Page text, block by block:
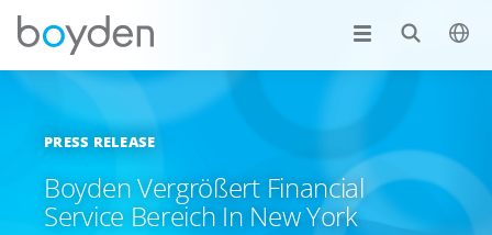
PRESS RELEASE
Boyden Vergrößert Financial
Service Bereich In New York